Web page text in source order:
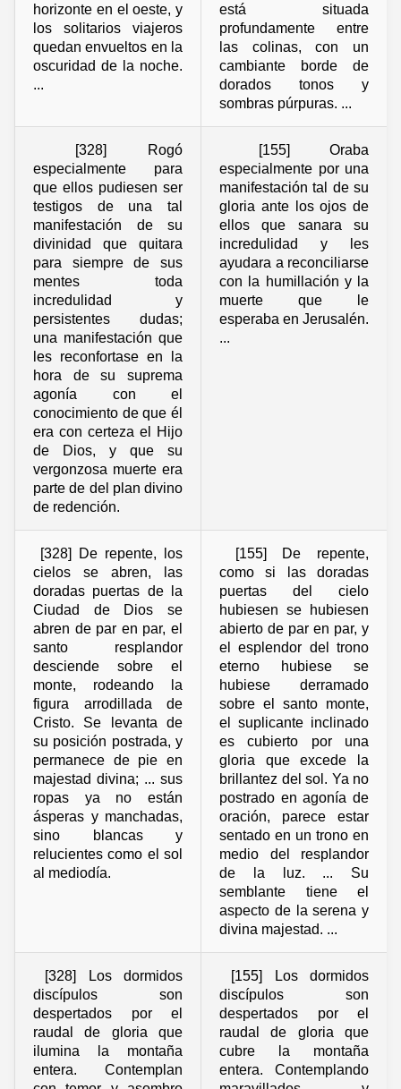
horizonte en el oeste, y
los solitarios viajeros
quedan envueltos en la
oscuridad de la noche.
...
está situada
profundamente entre
las colinas, con un
cambiante borde de
dorados tonos y
sombras púrpuras. ...
[328] Rogó
especialmente para
que ellos pudiesen ser
testigos de una tal
manifestación de su
divinidad que quitara
para siempre de sus
mentes toda
incredulidad y
persistentes dudas;
una manifestación que
les reconfortase en la
hora de su suprema
agonía con el
conocimiento de que él
era con certeza el Hijo
de Dios, y que su
vergonzosa muerte era
parte de del plan divino
de redención.
[155] Oraba
especialmente por una
manifestación tal de su
gloria ante los ojos de
ellos que sanara su
incredulidad y les
ayudara a reconciliarse
con la humillación y la
muerte que le
esperaba en Jerusalén.
...
[328] De repente, los
cielos se abren, las
doradas puertas de la
Ciudad de Dios se
abren de par en par, el
santo resplandor
desciende sobre el
monte, rodeando la
figura arrodillada de
Cristo. Se levanta de
su posición postrada, y
permanece de pie en
majestad divina; ... sus
ropas ya no están
ásperas y manchadas,
sino blancas y
relucientes como el sol
al mediodía.
[155] De repente,
como si las doradas
puertas del cielo
hubiesen se hubiesen
abierto de par en par, y
el esplendor del trono
eterno hubiese se
hubiese derramado
sobre el santo monte,
el suplicante inclinado
es cubierto por una
gloria que excede la
brillantez del sol. Ya no
postrado en agonía de
oración, parece estar
sentado en un trono en
medio del resplandor
de la luz. ... Su
semblante tiene el
aspecto de la serena y
divina majestad. ...
[328] Los dormidos
discípulos son
despertados por el
raudal de gloria que
ilumina la montaña
entera. Contemplan
[155] Los dormidos
discípulos son
despertados por el
raudal de gloria que
cubre la montaña
entera. Contemplando